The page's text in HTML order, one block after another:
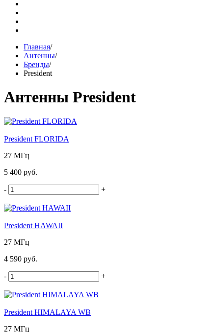
Главная/
Антенны/
Бренды/
President
Антенны President
President FLORIDA
27 МГц
5 400 руб.
- +
President HAWAII
27 МГц
4 590 руб.
- +
President HIMALAYA WB
27 МГц